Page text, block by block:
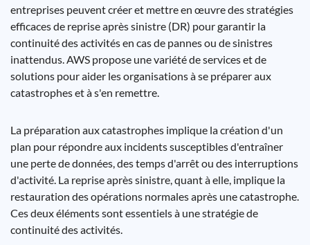
entreprises peuvent créer et mettre en œuvre des stratégies
efficaces de reprise après sinistre (DR) pour garantir la
continuité des activités en cas de pannes ou de sinistres
inattendus. AWS propose une variété de services et de
solutions pour aider les organisations à se préparer aux
catastrophes et à s'en remettre.
La préparation aux catastrophes implique la création d'un
plan pour répondre aux incidents susceptibles d'entraîner
une perte de données, des temps d'arrêt ou des interruptions
d'activité. La reprise après sinistre, quant à elle, implique la
restauration des opérations normales après une catastrophe.
Ces deux éléments sont essentiels à une stratégie de
continuité des activités.